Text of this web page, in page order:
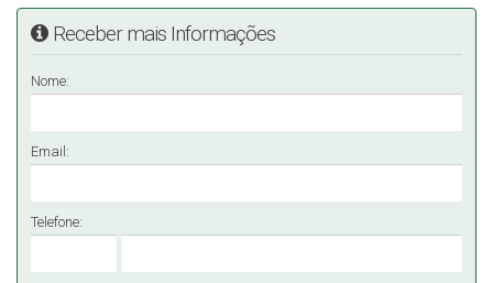
Receber mais Informações
Nome:
Email:
Telefone: